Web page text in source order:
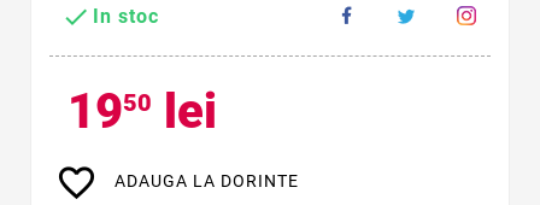
 In stoc
1950 lei
favorite_border ADAUGA LA DORINTE